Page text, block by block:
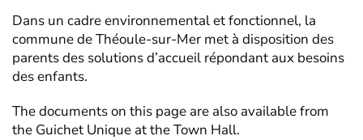
Dans un cadre environnemental et fonctionnel, la
commune de Théoule-sur-Mer met à disposition des
parents des solutions d’accueil répondant aux besoins
des enfants.
The documents on this page are also available from
the Guichet Unique at the Town Hall.